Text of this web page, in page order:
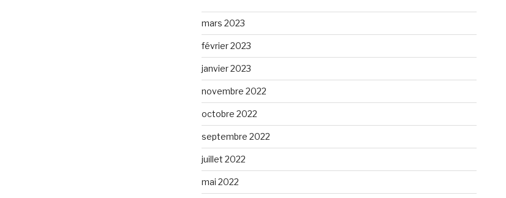
mars 2023
février 2023
janvier 2023
novembre 2022
octobre 2022
septembre 2022
juillet 2022
mai 2022